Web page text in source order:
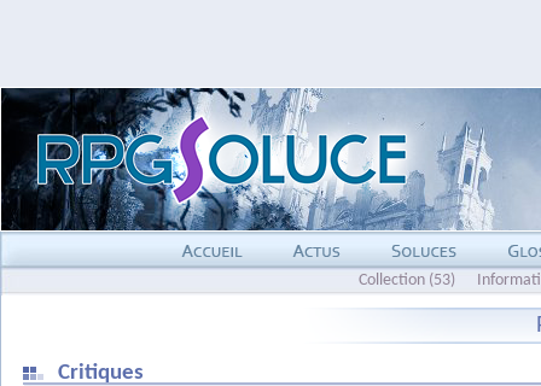
Collection (53)
Critiques